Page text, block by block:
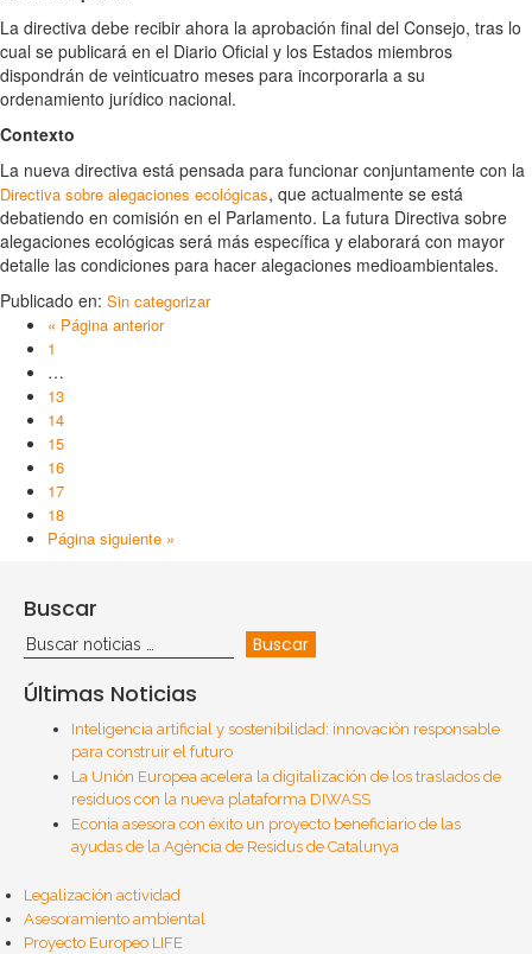
La directiva debe recibir ahora la aprobación final del Consejo, tras lo
cual se publicará en el Diario Oficial y los Estados miembros
dispondrán de veinticuatro meses para incorporarla a su
ordenamiento jurídico nacional.
Contexto
La nueva directiva está pensada para funcionar conjuntamente con la
Directiva sobre alegaciones ecológicas, que actualmente se está
debatiendo en comisión en el Parlamento. La futura Directiva sobre
alegaciones ecológicas será más específica y elaborará con mayor
detalle las condiciones para hacer alegaciones medioambientales.
Publicado en: Sin categorizar
« Página anterior
1
…
13
14
15
16
17
18
Página siguiente »
Buscar
Últimas Noticias
Inteligencia artificial y sostenibilidad: innovación responsable
para construir el futuro
La Unión Europea acelera la digitalización de los traslados de
residuos con la nueva plataforma DIWASS
Econia asesora con éxito un proyecto beneficiario de las
ayudas de la Agència de Residus de Catalunya
Legalización actividad
Asesoramiento ambiental
Proyecto Europeo LIFE